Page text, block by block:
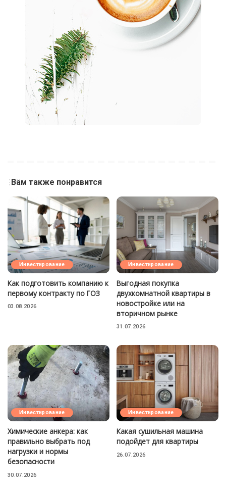
Вам также понравится
Инвестирование
Как подготовить компанию к
первому контракту по ГОЗ
03.08.2026
Инвестирование
Выгодная покупка
двухкомнатной квартиры в
новостройке или на
вторичном рынке
31.07.2026
Инвестирование
Химические анкера: как
правильно выбрать под
нагрузки и нормы
безопасности
30.07.2026
Инвестирование
Какая сушильная машина
подойдет для квартиры
26.07.2026